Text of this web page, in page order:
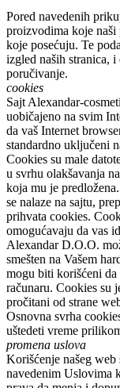
Pored navedenih
proizvodima koje naši
koje posećuju. Te
izgled naših stranica,
poručivanje.
cookies
Sajt Alexandar-
uobičajeno na svim
da vaš Internet
standardno uključeni
Cookies su male
u svrhu olakšavanja
koja mu je
se nalaze na sajtu,
prihvata cookies.
omogućavaju da vas
Alexandar D.O.O.
smešten na Vašem
mogu biti korišćeni
računaru. Cookies su
pročitani od strane
Osnovna svrha
uštedeti vreme
promena uslova
Korišćenje našeg web
navedenim Uslovima